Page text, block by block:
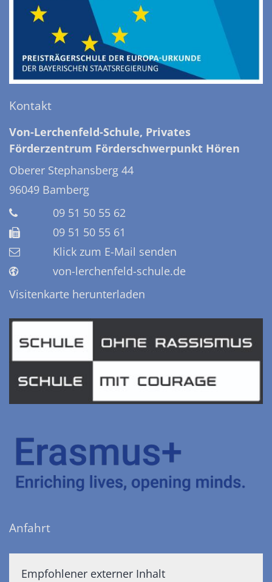
Kontakt
Von-Lerchenfeld-Schule, Privates
Förderzentrum Förderschwerpunkt Hören
Oberer Stephansberg 44
96049 Bamberg
09 51 50 55 62
09 51 50 55 61
Klick zum E-Mail senden
von-lerchenfeld-schule.de
Visitenkarte herunterladen
Anfahrt
Empfohlener externer Inhalt